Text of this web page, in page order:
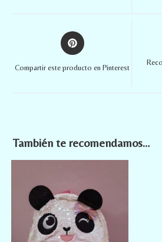
Compartir este producto en Pinterest
También te recomendamos…